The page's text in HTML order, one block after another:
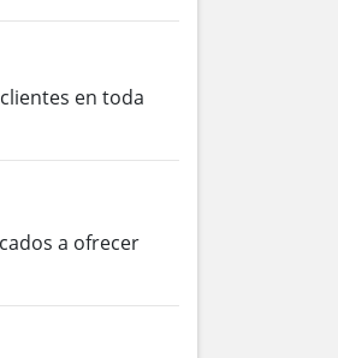
en toda
a ofrecer